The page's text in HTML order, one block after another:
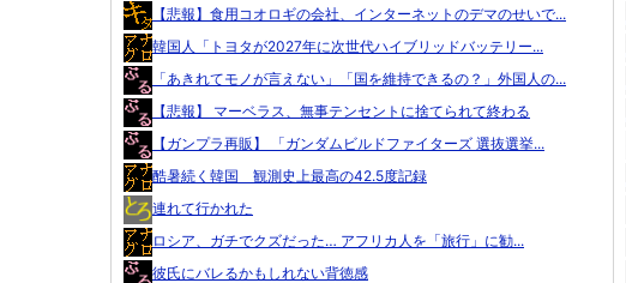
【悲報】食用コオロギの会社、インターネットのデマのせいで...
韓国人「トヨタが2027年に次世代ハイブリッドバッテリー...
「あきれてモノが言えない」「国を維持できるの？」外国人の...
【悲報】 マーベラス、無事テンセントに捨てられて終わる
【ガンプラ再販】 「ガンダムビルドファイターズ 選抜選挙...
酷暑続く韓国 観測史上最高の42.5度記録
連れて行かれた
ロシア、ガチでクズだった… アフリカ人を「旅行」に勧...
彼氏にバレるかもしれない背徳感